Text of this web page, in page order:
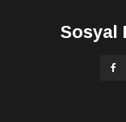
Sosyal